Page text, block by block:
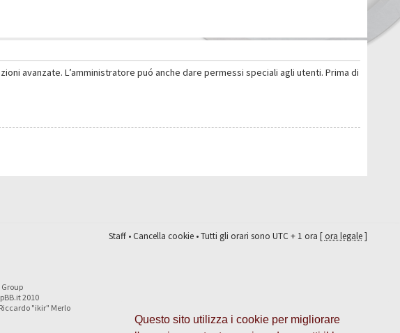
Questo sito utilizza i cookie per migliorare
avanzate. L’amministratore puó anche dare permessi speciali agli utenti. Prima di
Staff•Cancella cookie• Tutti gli orari sono UTC + 1 ora [ora legale]
2010
"ikir" Merlo